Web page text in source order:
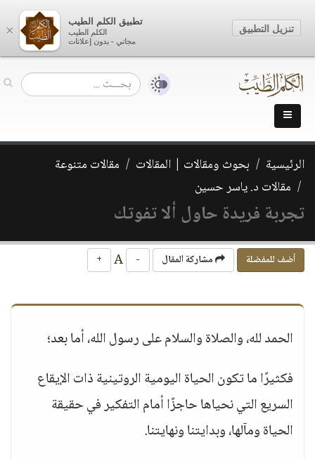
الرئيسية بحوث ومقالات | المقالات
مقالات متنوعة
مقالات د. ياسر حسين
تجربة فريدة حاول ألا تفوتك
أضف للمفضلة مشاركة المقال -
+
الحمد لله، والصلاة والسلام على رسول الله، أما بعد؛
فكثيرًا ما تكون الحياة اليومية الروتينية ذات الإيقاع
السريع التي نحياها حاجزًا أمام التفكير في حقيقة
الحياة ومآلها، وبدايتنا ونهايتنا.
×
تطبيق الكلم الطيب
الكلم الطيب
مجاني - بدون إعلانات
تنزيل التطبيق